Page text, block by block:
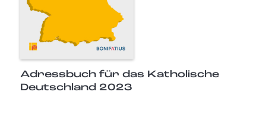
Adressbuch für das Katholische
Deutschland 2023